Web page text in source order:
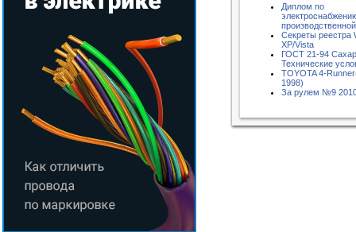
Диплом по
Секреты реестра
XP/Vista
ГОСТ 21-94
Технические
TOYOTA 4-
1998)
За рулем №9